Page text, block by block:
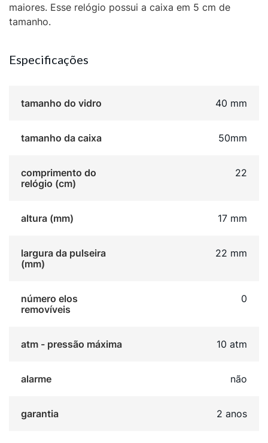
maiores. Esse relógio possui a caixa em 5 cm de
tamanho.
Especificações
tamanho do vidro 40 mm
tamanho da caixa 50mm
comprimento do
relógio (cm)
22
altura (mm) 17 mm
largura da pulseira
(mm)
22 mm
número elos
removíveis
0
atm - pressão máxima 10 atm
alarme não
garantia 2 anos